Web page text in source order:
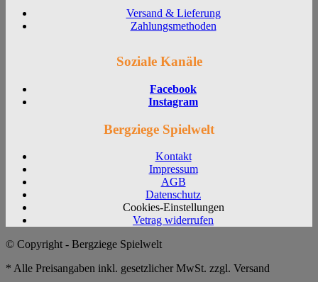
Versand & Lieferung
Zahlungsmethoden
Soziale Kanäle
Facebook
Instagram
Bergziege Spielwelt
Kontakt
Impressum
AGB
Datenschutz
Cookies-Einstellungen
Vetrag widerrufen
© Copyright - Bergziege Spielwelt
* Alle Preisangaben inkl. gesetzlicher MwSt. zzgl. Versand